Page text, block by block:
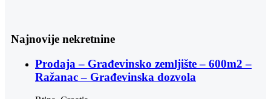
Najnovije nekretnine
Prodaja – Građevinsko zemljište – 600m2 –
Ražanac – Građevinska dozvola